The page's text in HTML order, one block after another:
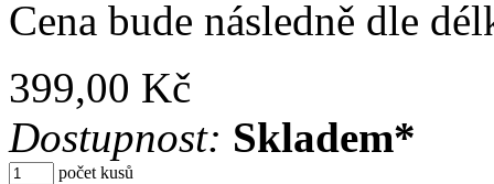
Cena bude následně dle
399,00 Kč
Dostupnost: Skladem*
počet kusů